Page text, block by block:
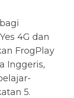
4G dan
FrogPlay
Inggeris,
5.